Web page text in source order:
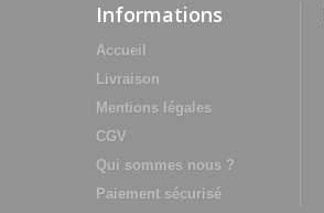
Informations
Accueil
Livraison
Mentions légales
CGV
Qui sommes nous ?
Paiement sécurisé